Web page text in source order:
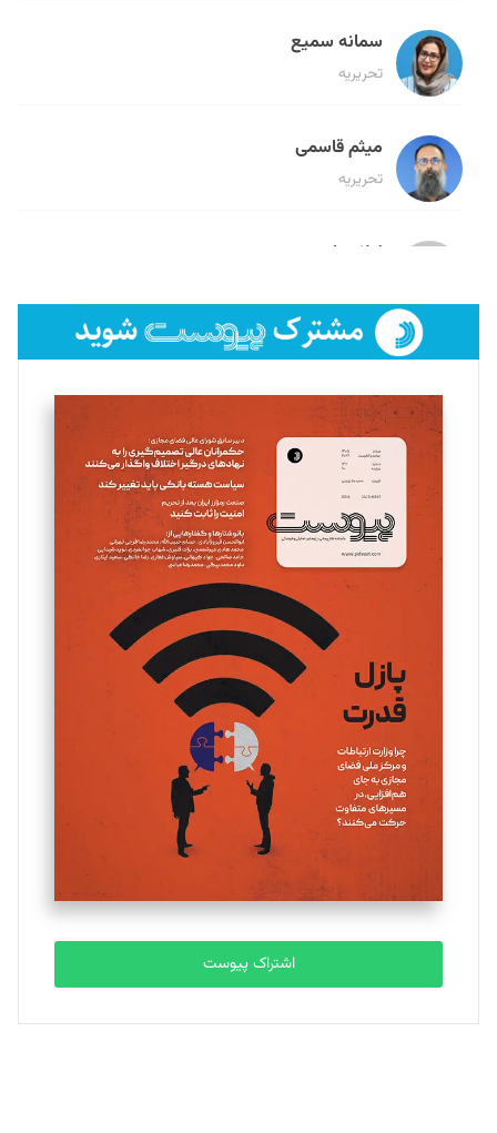
سمانه سمیع
تحریریه
میثم قاسمی
تحریریه
لیلا حنارود
فائزه فتحی رستمی
تحریریه
سروش کرمیان
تحریریه
مینا پاکدل
یسنا امان‌پور
تحریریه
ملینا جعفری
تحریریه
مصطفی مسجدی آرانی
تحریریه
بابک نقاش
تحریریه
اشتراک پیوست